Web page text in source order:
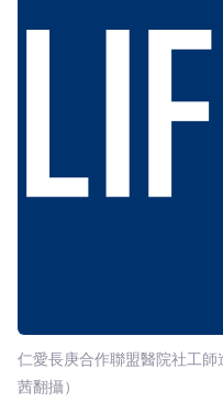
仁愛長庚合作聯盟醫院社工
茜翻攝）